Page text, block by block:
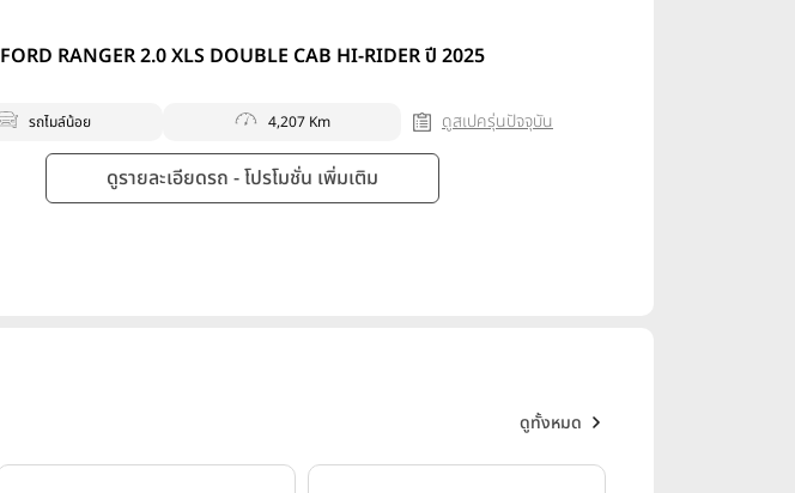
FORD RANGER 2.0 XLS DOUBLE CAB HI-RIDER ปี 2025
รถไมล์น้อย 4,207 Km ดูสเปครุ่นปัจจุบัน
ดูรายละเอียดรถ - โปรโมชั่น เพิ่มเติม
ดูทั้งหมด